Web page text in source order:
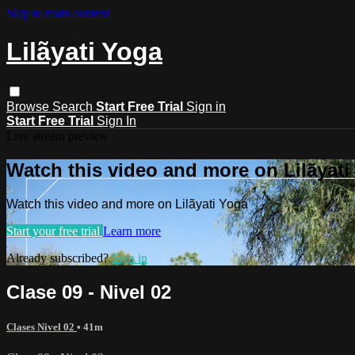
Skip to main content
Lilãyati Yoga
Browse Search Start Free Trial Sign in
Start Free Trial Sign In
Watch this video and more on Lilãyati
Watch this video and more on Lilãyati Yoga
Start your free trial Learn more
Already subscribed?Sign in
Clase 09 - Nivel 02
Clases Nivel 02 • 41m